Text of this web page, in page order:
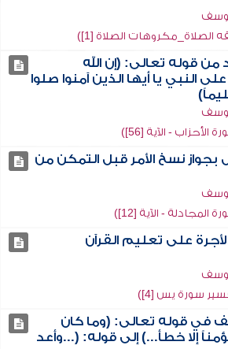
الصلاة [1])
من قوله تعالى: (إن الله
النبي يا أيها الذين آمنوا صلوا
- الآية [56])
بجواز نسخ الأمر قبل التمكن من
- الآية [12])
على تعليم القرآن
سورة يس [4])
في قوله تعالى: (وما كان
إلا خطأ...) إلى قوله: (...وأعد